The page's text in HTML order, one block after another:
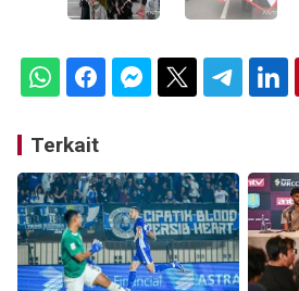
Terkait